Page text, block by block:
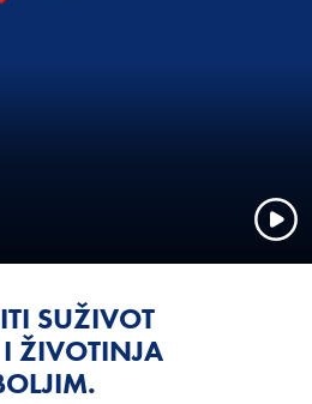
SUŽIVOT
ŽIVOTINJA